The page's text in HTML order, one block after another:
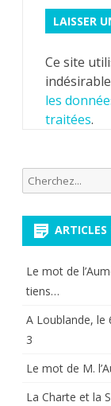
Ce site
les
traitées.
Recherche
pour:
ARTICLES
Le mot de
tiens…
A Loublande, le
3
Le mot de M.
La Charte et la